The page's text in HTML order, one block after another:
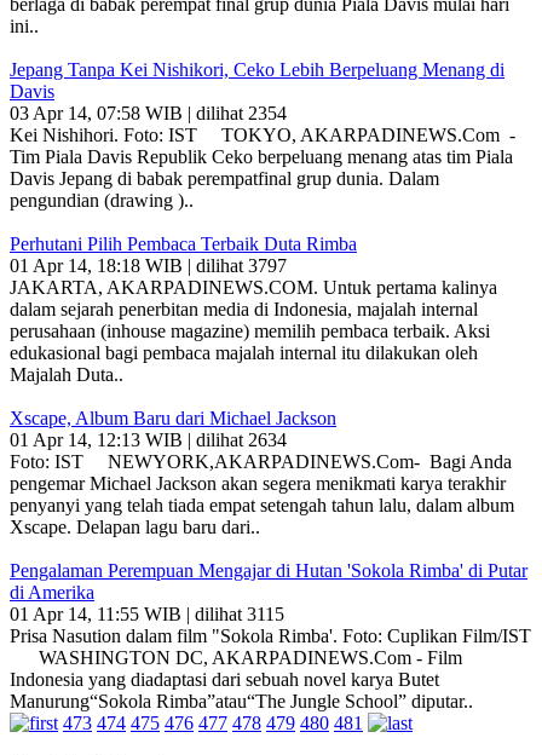
berlaga di babak perempat final grup dunia Piala Davis mulai hari
ini..
Jepang Tanpa Kei Nishikori, Ceko Lebih Berpeluang Menang di
Davis
03 Apr 14, 07:58 WIB | dilihat 2354
Kei Nishihori. Foto: IST TOKYO, AKARPADINEWS.Com -
Tim Piala Davis Republik Ceko berpeluang menang atas tim Piala
Davis Jepang di babak perempatfinal grup dunia. Dalam
pengundian (drawing )..
Perhutani Pilih Pembaca Terbaik Duta Rimba
01 Apr 14, 18:18 WIB | dilihat 3797
JAKARTA, AKARPADINEWS.COM. Untuk pertama kalinya
dalam sejarah penerbitan media di Indonesia, majalah internal
perusahaan (inhouse magazine) memilih pembaca terbaik. Aksi
edukasional bagi pembaca majalah internal itu dilakukan oleh
Majalah Duta..
Xscape, Album Baru dari Michael Jackson
01 Apr 14, 12:13 WIB | dilihat 2634
Foto: IST NEWYORK,AKARPADINEWS.Com- Bagi Anda
pengemar Michael Jackson akan segera menikmati karya terakhir
penyanyi yang telah tiada empat setengah tahun lalu, dalam album
Xscape. Delapan lagu baru dari..
Pengalaman Perempuan Mengajar di Hutan 'Sokola Rimba' di Putar
di Amerika
01 Apr 14, 11:55 WIB | dilihat 3115
Prisa Nasution dalam film "Sokola Rimba'. Foto: Cuplikan Film/IST
WASHINGTON DC, AKARPADINEWS.Com - Film
Indonesia yang diadaptasi dari sebuah novel karya Butet
Manurung“Sokola Rimba”atau“The Jungle School” diputar..
473 474 475 476 477 478 479 480 481